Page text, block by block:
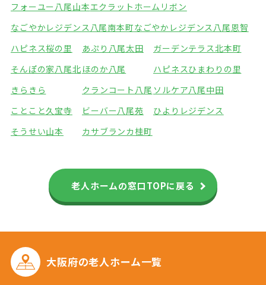
フォーユー八尾山本エクラットホームリボン
なごやかレジデンス八尾南本町なごやかレジデンス八尾恩智
ハピネス桜の里
あぷり八尾太田
ガーデンテラス北本町
そんぽの家八尾北 ほのか八尾
ハピネスひまわりの里
きらきら
クランコート八尾 ソルケア八尾中田
ことこと久宝寺
ビーバー八尾苑
ひよりレジデンス
そうせい山本
カサブランカ桂町
老人ホームの窓口TOPに戻る
大阪府の老人ホーム一覧